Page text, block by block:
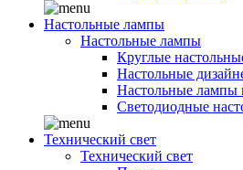
Настольные лампы
Настольные лампы
Круглые
Настольные
Настольные лампы
Светодиодные
Технический свет
Технический свет